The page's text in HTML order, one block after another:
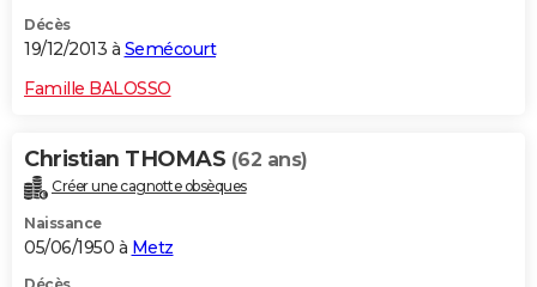
Décès
19/12/2013 à Semécourt
Famille BALOSSO
Christian THOMAS (62 ans)
Créer une cagnotte obsèques
Naissance
05/06/1950 à Metz
Décès